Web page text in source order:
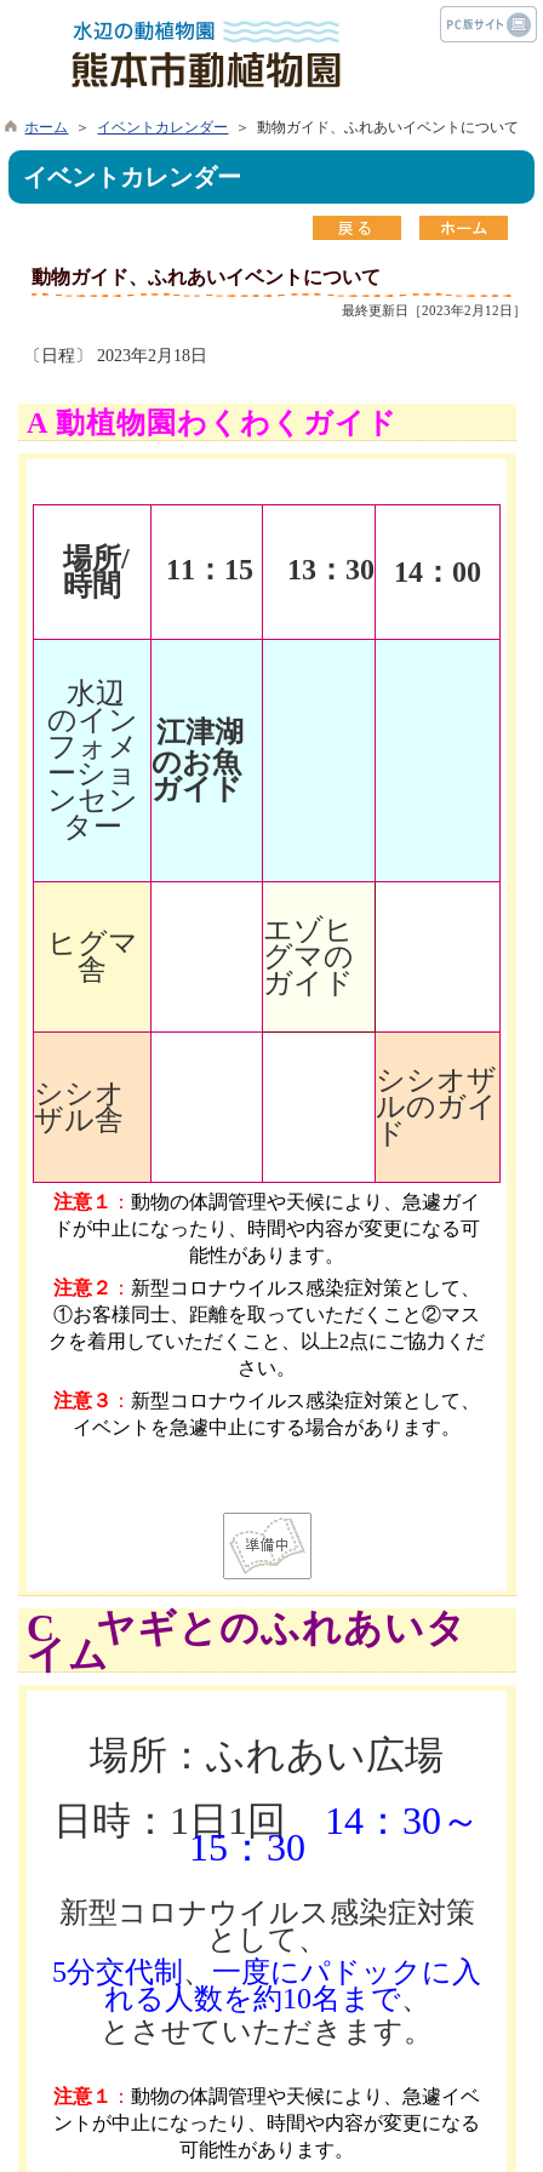
ホーム ＞ イベントカレンダー ＞ 動物ガイド、ふれあいイベントについて
イベントカレンダー
動物ガイド、ふれあいイベントについて
最終更新日［2023年2月12日］
〔日程〕 2023年2月18日
A 動植物園わくわくガイド
場所/
時間
11 ：15 13 ：30 14 ：00
水辺
のイン
フォメ
ーショ
ンセン
ター
江津湖
のお魚
ガイド
ヒグマ
舎
エゾヒ
グマの
ガイド
シシオ
ザル舎
シシオザ
ルのガイ
ド
注意１ ：動物の体調管理や天候により、急遽ガイ
ドが中止になったり、時間や内容が変更になる可
能性があります。
注意２ ： 新型コロナウイルス感染症対策として、
①お客様同士、距離を取っていただくこと②マス
クを着用していただくこと、以上2点にご協力くだ
さい。
注意３ ： 新型コロナウイルス感染症対策として、
イベントを急遽中止にする場合があります。
C ヤギとのふれあいタ
イム
場所：ふれあい広場
日時：1日1回
14：30～
15：30
新型コロナウイルス感染症対策
として、
5分交代制 、 一度にパドックに入
れる人数を約10名まで、
とさせていただきます。
注意１ ：動物の体調管理や天候により、急遽イベ
ントが中止になったり、時間や内容が変更になる
可能性があります。